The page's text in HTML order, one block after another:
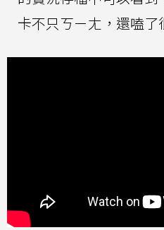
卡不只ㄎㄧㄤ，還嗑了